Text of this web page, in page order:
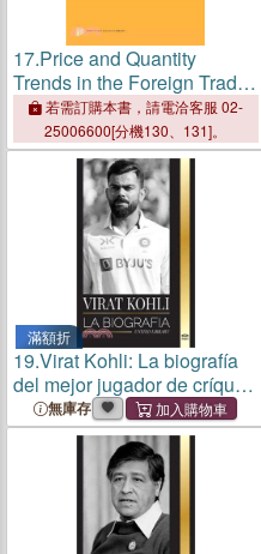
17.Price and Quantity
Trends in the Foreign Trade
of the United States
若需訂購本書，請電洽客服 02-
25006600[分機130、131]。
滿額折
19.Virat Kohli: La biografía
del mejor jugador de críquet
que puso a la India en el
mapa deportivo
internacional
無庫存